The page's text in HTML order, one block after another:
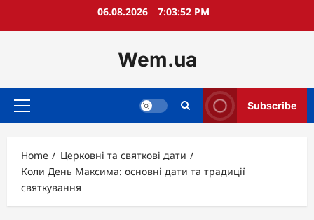
06.08.2026 7:03:54 PM
Wem.ua
Primary
Subscribe
Home
Церковні та святкові дати
Коли День Максима: основні дати та традиції
святкування